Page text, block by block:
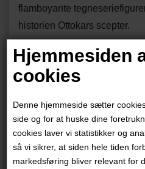
Hjemmesiden
cookies
Denne hjemmeside sætter
side og for at huske dine
cookies laver vi statistikker og
så vi sikrer, at siden hele tiden
markedsføring bliver relevant for
flamboyante
historien Ottokars scepter.
Men sin tegneseriekarrieres
rampelys opnåede
belgiske Tintin-blad – og
1963 og på dansk første
I begyndelsen af 1960’erne